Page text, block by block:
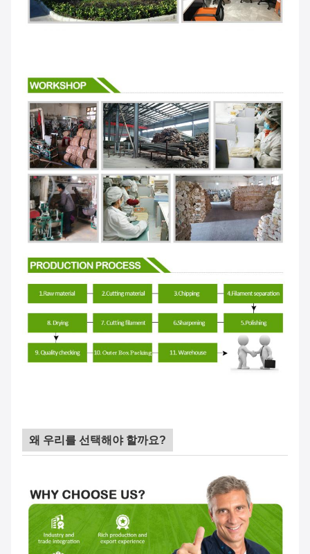
왜 우리를 선택해야 할까요?